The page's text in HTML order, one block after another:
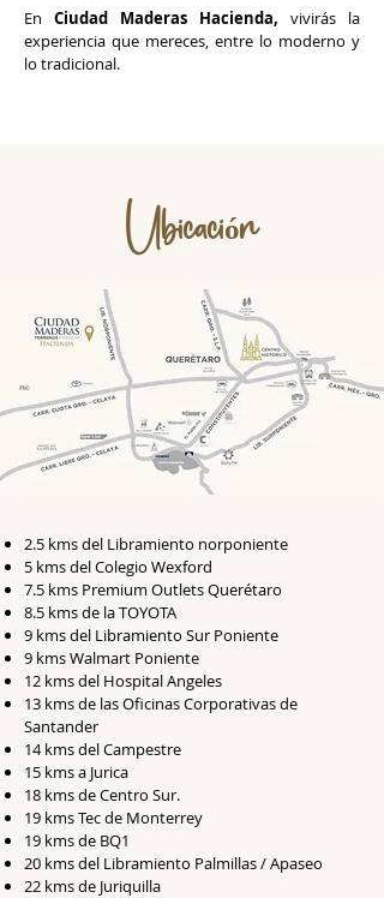
En Ciudad Maderas Hacienda, vivirás la
experiencia que mereces, entre lo moderno y
lo tradicional.
Ubicación
2.5 kms del Libramiento norponiente
5 kms del Colegio Wexford
7.5 kms Premium Outlets Querétaro
8.5 kms de la TOYOTA
9 kms del Libramiento Sur Poniente
9 kms Walmart Poniente
12 kms del Hospital Angeles
13 kms de las Oficinas Corporativas de
Santander
14 kms del Campestre
15 kms a Jurica
18 kms de Centro Sur.
19 kms Tec de Monterrey
19 kms de BQ1
20 kms del Libramiento Palmillas / Apaseo
22 kms de Juriquilla